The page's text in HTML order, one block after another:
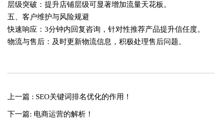
层级突破‌：提升店铺层级可显著增加流量天花板‌。
五、客户维护与风险规避
快速响应‌：3分钟内回复咨询，针对性推荐产品提升信任度‌。
物流与售后‌：及时更新物流信息，积极处理售后问题‌。
上一篇 : SEO关键词排名优化的作用！
下一篇: 电商运营的解析！